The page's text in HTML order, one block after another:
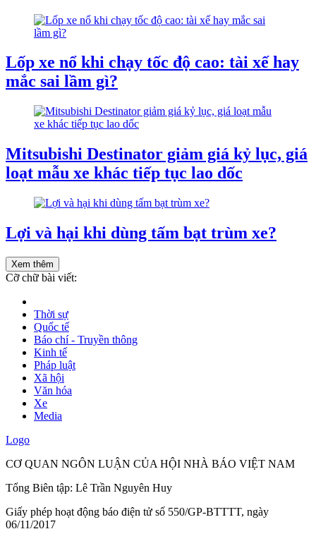
Lốp xe nổ khi chạy tốc độ cao: tài xế hay
mắc sai lầm gì?
Mitsubishi Destinator giảm giá kỷ lục, giá
loạt mẫu xe khác tiếp tục lao dốc
Lợi và hại khi dùng tấm bạt trùm xe?
Xem thêm
Cỡ chữ bài viết:
Thời sự
Quốc tế
Báo chí - Truyền thông
Kinh tế
Pháp luật
Xã hội
Văn hóa
Xe
Media
Logo
CƠ QUAN NGÔN LUẬN CỦA HỘI NHÀ BÁO VIỆT NAM
Tổng Biên tập: Lê Trần Nguyên Huy
Giấy phép hoạt động báo điện tử số 550/GP-BTTTT, ngày
06/11/2017